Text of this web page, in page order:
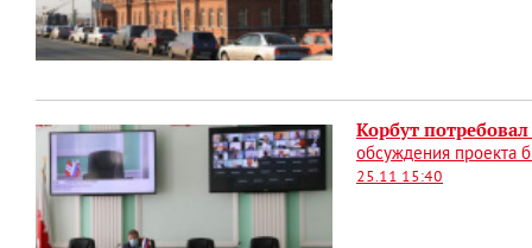
Корбут
обсуждения проекта
25.11 15:40